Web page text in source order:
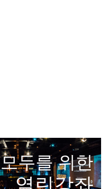
모두를 위한